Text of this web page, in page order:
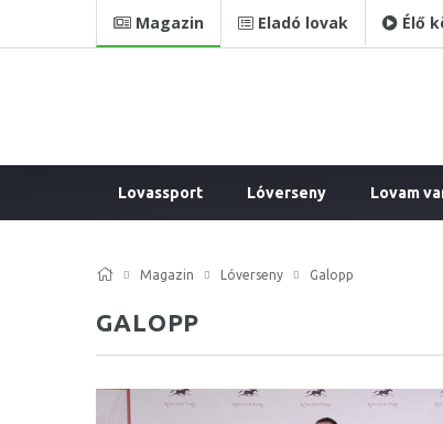
Magazin Eladó lovak Élő
Lovassport Lóverseny Lovam
Magazin Lóverseny Galopp
GALOPP